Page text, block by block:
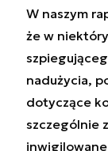
W naszym
że w
nadużycia,
dotyczące
szczególnie